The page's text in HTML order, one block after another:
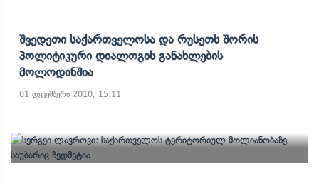
Შვედეთი Საქართველოსა Და Რუსეთს Შორის
Პოლიტიკური Დიალოგის Განახლების
Მოლოდინშია
01 დეკემბერი 2010, 15:11